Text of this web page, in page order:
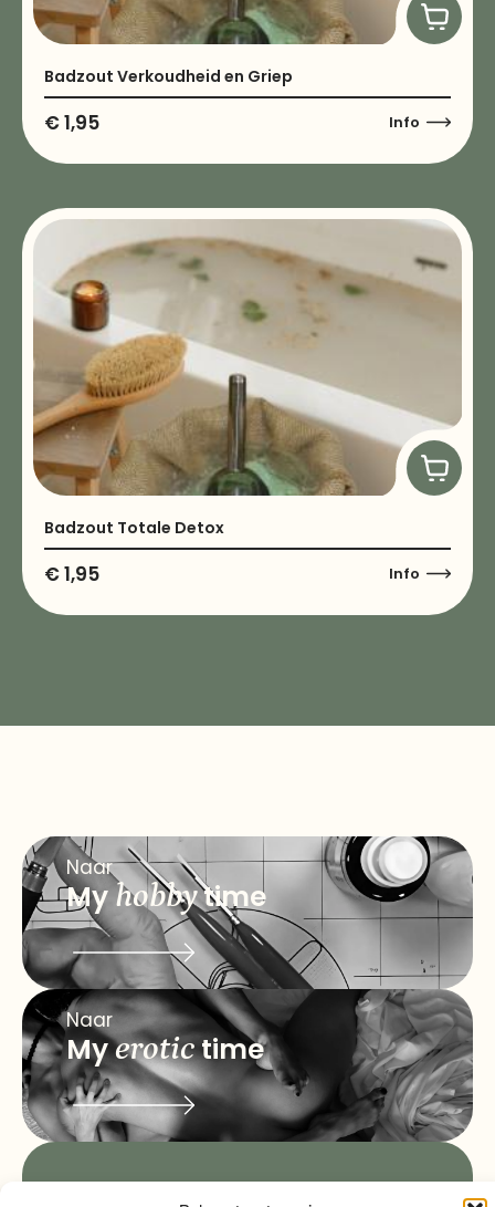
Badzout Verkoudheid en Griep
€1,95 Info
Badzout Totale Detox
€1,95 Info
Naar
Myhobbytime
Naar
Myerotictime